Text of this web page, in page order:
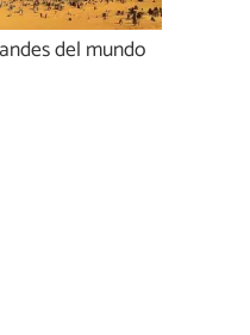
del mundo